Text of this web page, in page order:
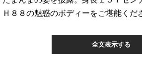
Ｈ８８の魅惑のボディーをご堪能くだ
全文表示する